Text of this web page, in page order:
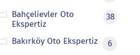
Bahçelievler Oto
Ekspertiz
38
Bakırköy Oto Ekspertiz
6